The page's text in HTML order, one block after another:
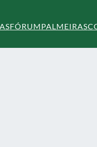
FÓRUMPALMEIRAS